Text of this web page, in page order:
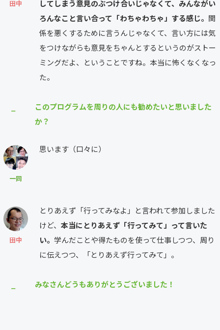
田中
してしまう意見のぶつけ合いじゃなくて、みんながい
ろんなこと言い合って「わちゃわちゃ」する感じ。 関
係を悪くするために言うんじゃなくて、言い方には気
をつけながらも意見をちゃんとするというのがストー
ミングだよ、ということですね。本当に怖くなくなっ
た。
このプログラムを周りの人にも勧めたいと思いました
か？
一同
思います（口々に）
田中
とりあえず「行ってみなよ」と言われて参加しました
けど、 本当にとりあえず「行ってみて」って言いた
い。 学んだことや得たものを使って仕事しつつ、周り
に伝えつつ、「とりあえず行ってみて」。
みなさんどうもありがとうございました！